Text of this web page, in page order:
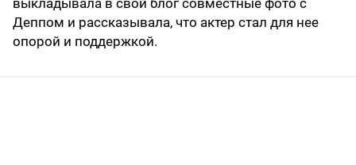
Деппом и рассказывала, что актер стал для нее
опорой и поддержкой.